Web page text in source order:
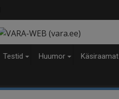
Testid Huumor Käsiraamat